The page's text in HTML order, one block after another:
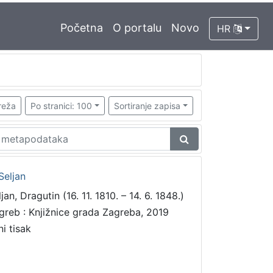
Početna O portalu Novo HR
Po stranici: 100 Sortiranje zapisa
Dragutin (16. 11. 1810. – 14. 6. 1848.)
: Knjižnice grada Zagreba, 2019
tisak